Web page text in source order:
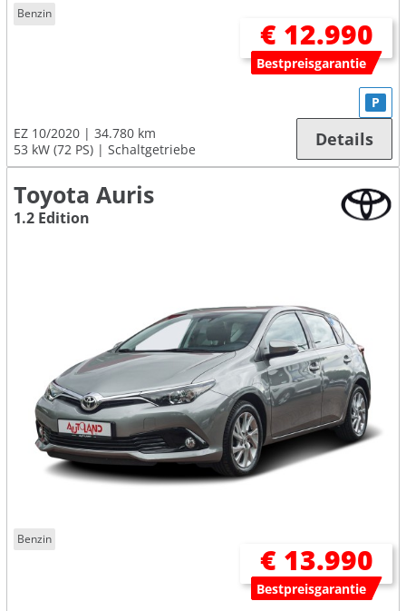
Benzin
€ 12.990
Bestpreisgarantie
EZ 10/2020
34.780 km
53 kW (72 PS)
Schaltgetriebe
P
Details
Toyota Auris
1.2 Edition
Benzin
€ 13.990
Bestpreisgarantie